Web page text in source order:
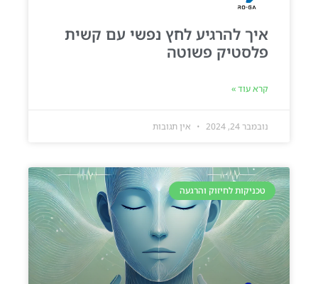
איך להרגיע לחץ נפשי עם קשית
פלסטיק פשוטה
קרא עוד »
נובמבר 24, 2024 אין תגובות
טכניקות לחיזוק והרגעה